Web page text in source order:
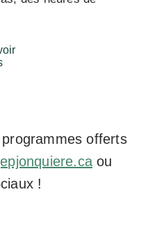
offerts
ou
!